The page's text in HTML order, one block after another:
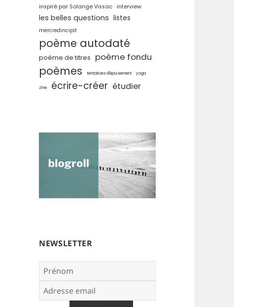
inspiré par Solange Vissac
interview
les belles questions listes
mercredincipit
poème autodaté
poème de titres poème fondu
poèmes tentatives d'épuisement yoga
zine écrire-créer étudier
NEWSLETTER